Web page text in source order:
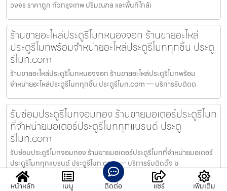
วงจร ราคาถูก ทั่วกรุงเทพ ปริมณฑล และพื้นที่ใกล้เ
ร้านขายอะไหล่ประตูรีโมทหนองจอก ร้านขายอะไหล่
ประตูรีโมทพร้อมจำหน่ายอะไหล่ประตูรีโมททุกชิ้น ประตู
รีโมท.com
ร้านขายอะไหล่ประตูรีโมทหนองจอก ร้านขายอะไหล่ประตูรีโมทพร้อม
จำหน่ายอะไหล่ประตูรีโมททุกชิ้น ประตูรีโมท.com — บริการรับติดต
รับซ่อมประตูรีโมทจอมทอง ร้านขายมอเตอร์ประตูรีโมท
ที่จำหน่ายมอเตอร์ประตูรีโมททุกแบรนด์ ประตู
รีโมท.com
รับซ่อมประตูรีโมทจอมทอง ร้านขายมอเตอร์ประตูรีโมทที่จำหน่ายมอเตอร์
ประตูรีโมททุกแบรนด์ ประตูรีโมท.com — บริการรับติดตั้ง ซ
หน้าหลัก เมนู ติดต่อ แชร์ เพิ่มเติม